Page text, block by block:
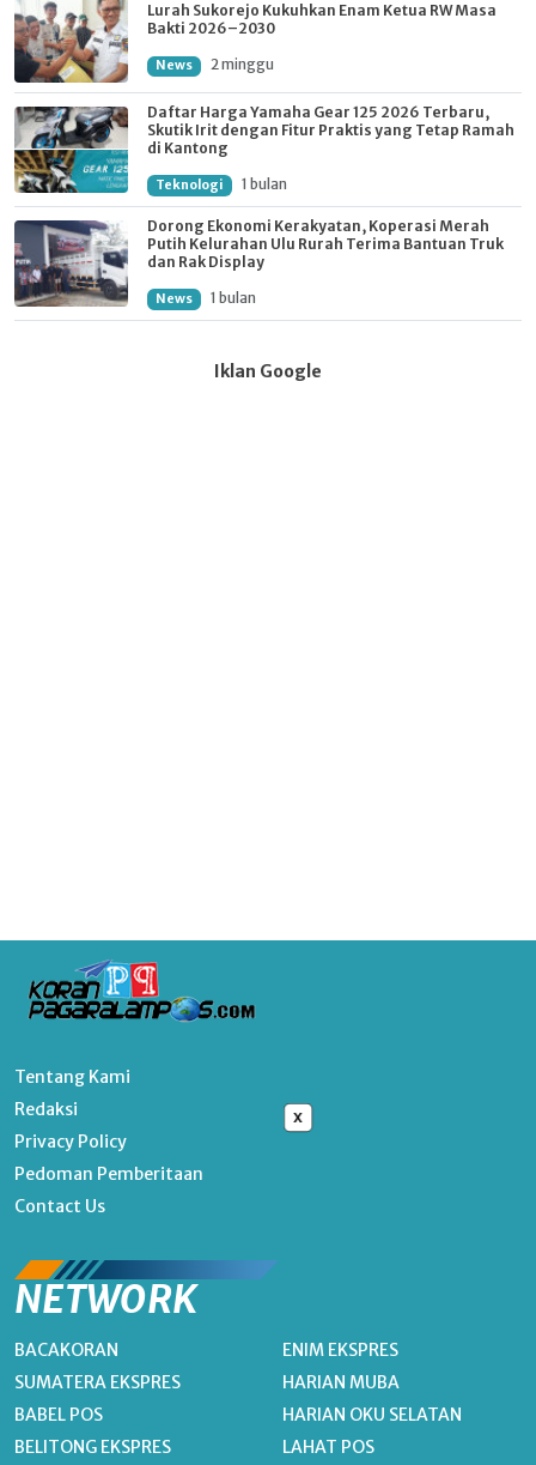
Lurah Sukorejo Kukuhkan Enam Ketua RW Masa
Bakti 2026–2030
News 2 minggu
Daftar Harga Yamaha Gear 125 2026 Terbaru,
Skutik Irit dengan Fitur Praktis yang Tetap Ramah
di Kantong
Teknologi 1 bulan
Dorong Ekonomi Kerakyatan, Koperasi Merah
Putih Kelurahan Ulu Rurah Terima Bantuan Truk
dan Rak Display
News 1 bulan
x
Iklan Google
Tentang Kami
Redaksi
Privacy Policy
Pedoman Pemberitaan
Contact Us
NETWORK
BACAKORAN
SUMATERA EKSPRES
BABEL POS
BELITONG EKSPRES
ENIM EKSPRES
HARIAN MUBA
HARIAN OKU SELATAN
LAHAT POS